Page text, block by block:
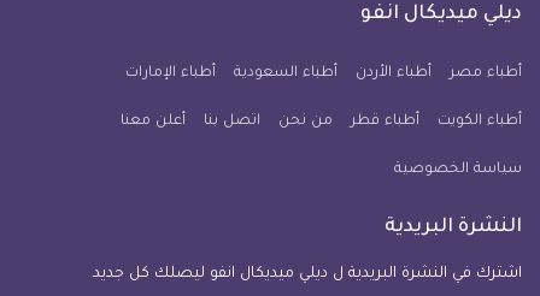
فيسبوكتويتر
يوتيوب
معلومة
للآيفون
ديلي ميديكال انفو
أطباء مصر أطباء الأردن أطباء السعودية أطباء الإمارات
أطباء الكويت أطباء قطر من نحن اتصل بنا أعلن معنا
سياسة الخصوصية
النشرة البريدية
اشترك في النشرة البريدية ل ديلي ميديكال انفو ليصلك كل جديد